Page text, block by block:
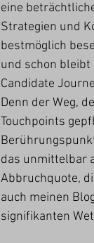
eine
Strategien und
bestmöglich
und schon bleibt
Candidate
Denn der Weg,
Touchpoints
das unmittelbar
Abbruchquote,
auch meinen
signifikanten